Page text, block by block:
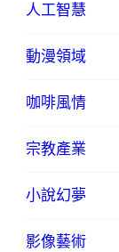
人工智慧
動漫領域
咖啡風情
宗教產業
小說幻夢
影像藝術